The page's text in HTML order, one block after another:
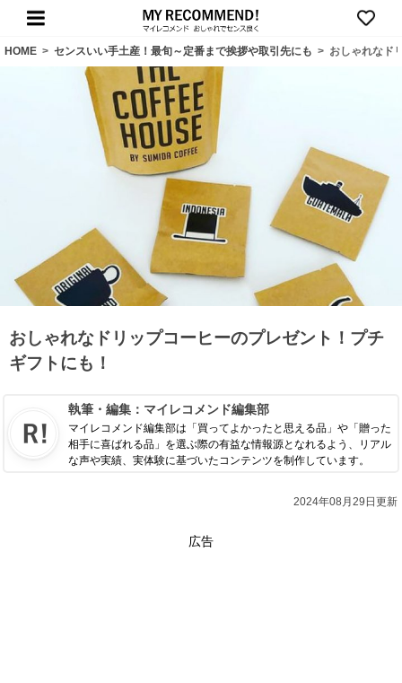
HOME > センスいい手土産！最旬～定番まで挨拶や取引先にも > おしゃれなド
おしゃれなドリップコーヒーのプレゼント！プチ
ギフトにも！
執筆・編集： マイレコメンド編集部
マイレコメンド編集部は「買ってよかったと思える品」や「贈った
相手に喜ばれる品」を選ぶ際の有益な情報源となれるよう、リアル
な声や実績、実体験に基づいたコンテンツを制作しています。
2024年08月29日更新
広告